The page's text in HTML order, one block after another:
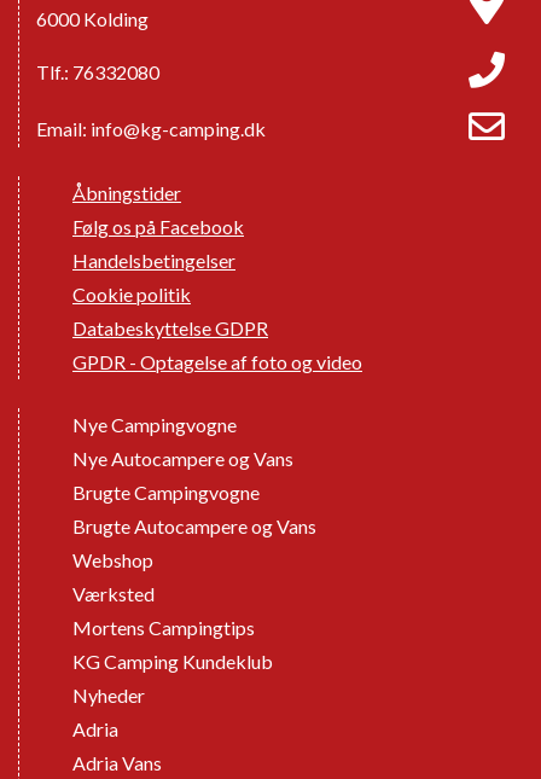
6000 Kolding
Tlf.: 76332080
Email: info@kg-camping.dk
Åbningstider
Følg os på Facebook
Handelsbetingelser
Cookie politik
Databeskyttelse GDPR
GPDR - Optagelse af foto og video
Nye Campingvogne
Nye Autocampere og Vans
Brugte Campingvogne
Brugte Autocampere og Vans
Webshop
Værksted
Mortens Campingtips
KG Camping Kundeklub
Nyheder
Adria
Adria Vans